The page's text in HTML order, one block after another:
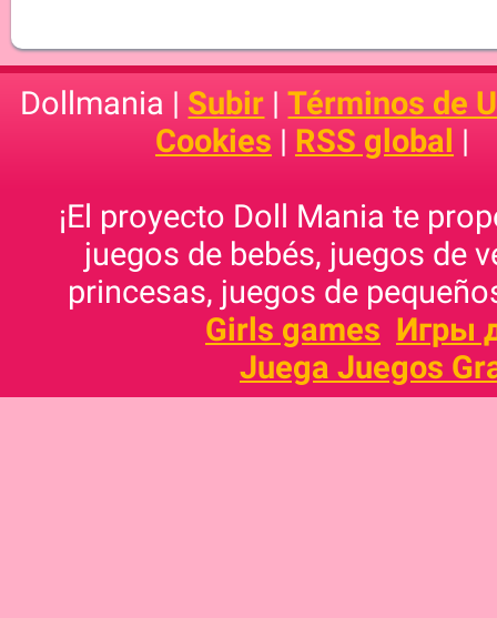
Dollmania | Subir |Términos de
Cookies | RSS global |
¡El proyecto Doll Mania te
juegos de bebés, juegos de
princesas, juegos de
Girls games Игры
Juega Juegos